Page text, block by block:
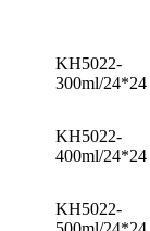
KH5022-
300ml/24*24
KH5022-
400ml/24*24
KH5022-